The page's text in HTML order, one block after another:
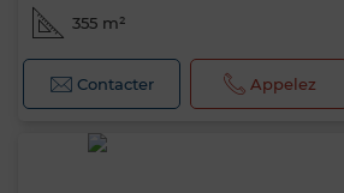
355 m²
Contacter Appelez